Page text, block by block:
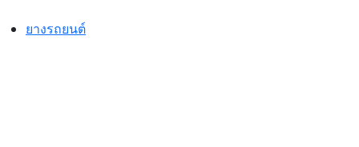
to
ยางรถยนต์